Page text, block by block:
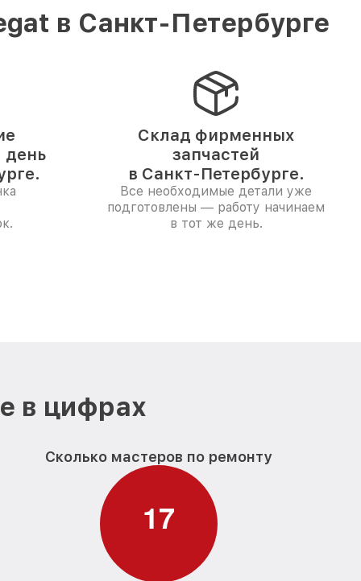
в Санкт-Петербурге
день
Склад фирменных
запчастей
в Санкт-Петербурге.
Все необходимые детали уже
подготовлены — работу начинаем
в тот же день.
в цифрах
Сколько мастеров по ремонту
17